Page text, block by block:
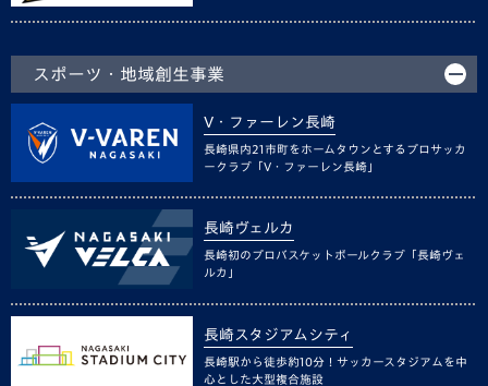
スポーツ・地域創生事業
V・ファーレン長崎
長崎県内21市町をホームタウンとするプロサッカ
ークラブ「V・ファーレン長崎」
長崎ヴェルカ
長崎初のプロバスケットボールクラブ「長崎ヴェ
ルカ」
長崎スタジアムシティ
長崎駅から徒歩約10分！サッカースタジアムを中
心とした大型複合施設